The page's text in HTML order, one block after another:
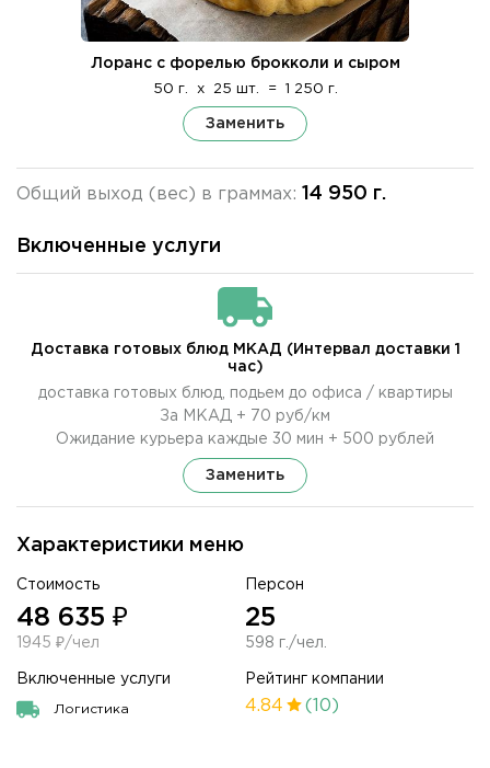
Характеристики меню
Стоимость
48 635 ₽
1945 ₽/чел
Персон
25
598 г./чел.
Включенные услуги
Логистика
Рейтинг компании
4.84 (10)
Лоранс с форелью брокколи и сыром
50 г. x 25 шт. = 1 250 г.
Заменить
Общий выход (вес) в граммах: 14 950 г.
Включенные услуги
Доставка готовых блюд МКАД (Интервал доставки 1
час)
доставка готовых блюд, подьем до офиса / квартиры
За МКАД + 70 руб/км
Ожидание курьера каждые 30 мин + 500 рублей
Заменить